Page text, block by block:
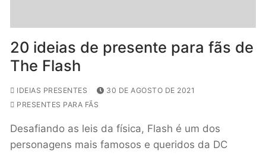
20 ideias de presente para fãs de
The Flash
IDEIAS PRESENTES
30 DE AGOSTO DE 2021
PRESENTES PARA FÃS
Desafiando as leis da física, Flash é um dos
personagens mais famosos e queridos da DC